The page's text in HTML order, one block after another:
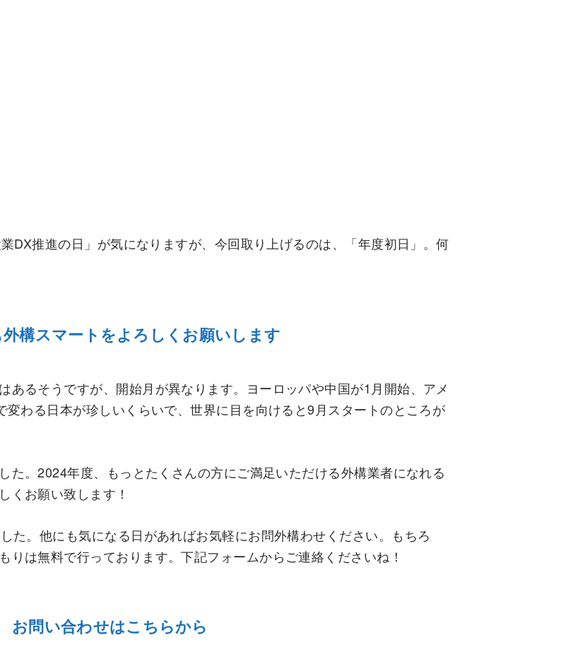
DX推進の日」が気になりますが、今回取り上げるのは、「年度初日」。何
構スマートをよろしくお願いします
あるそうですが、開始月が異なります。ヨーロッパや中国が1月開始、アメ
変わる日本が珍しいくらいで、世界に目を向けると9月スタートのところが
た。2024年度、もっとたくさんの方にご満足いただける外構業者になれる
くお願い致します！
た。他にも気になる日があればお気軽にお問外構わせください。もちろ
りは無料で行っております。下記フォームからご連絡くださいね！
お問い合わせはこちらから